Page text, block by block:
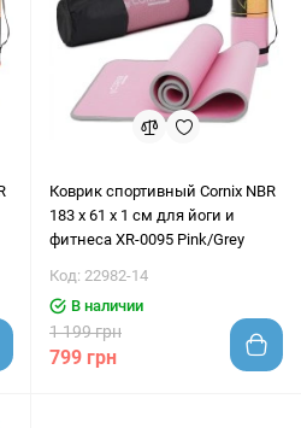
Коврик спортивный Cornix NBR
183 x 61 x 1 cм для йоги и
фитнеса XR-0095 Pink/Grey
Код: 22982-14
В наличии
1 199 грн
799 грн